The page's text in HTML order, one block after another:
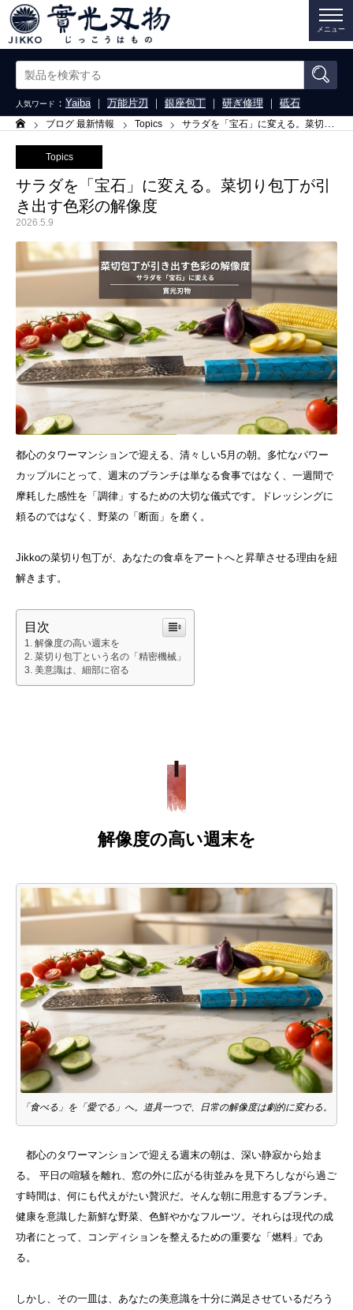
メニュー
人気ワード ： Yaiba｜ 万能片刃 ｜ 銀座包丁 ｜ 研ぎ修理 ｜ 砥石
ーム ブログ 最新情報 Topics サラダを「宝石」に変える。菜切り包丁が引き出す色彩の解像度
Topics
サラダを「宝石」に変える。菜切り包丁が引
き出す色彩の解像度
2026.5.9
都心のタワーマンションで迎える、清々しい5月の朝。多忙なパワー
カップルにとって、週末のブランチは単なる食事ではなく、一週間で
摩耗した感性を「調律」するための大切な儀式です。ドレッシングに
頼るのではなく、野菜の「断面」を磨く。
Jikkoの菜切り包丁が、あなたの食卓をアートへと昇華させる理由を紐
解きます。
目次
解像度の高い週末を
菜切り包丁という名の「精密機械」
美意識は、細部に宿る
解像度の高い週末を
「食べる」を「愛でる」へ。道具一つで、日常の解像度は劇的に変わる。
都心のタワーマンションで迎える週末の朝は、深い静寂から始ま
る。 平日の喧騒を離れ、窓の外に広がる街並みを見下ろしながら過ご
す時間は、何にも代えがたい贅沢だ。そんな朝に用意するブランチ。
健康を意識した新鮮な野菜、色鮮やかなフルーツ。それらは現代の成
功者にとって、コンディションを整えるための重要な「燃料」であ
る。
しかし、その一皿は、あなたの美意識を十分に満足させているだろう